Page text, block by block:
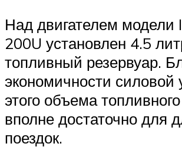
Над двигателем модели
200U установлен 4.5
топливный резервуар.
экономичности силовой
этого объема
вполне достаточно для
поездок.